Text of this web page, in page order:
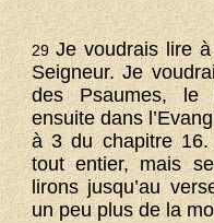
29Je voudrais lire
Seigneur. Je
des Psaumes, le
ensuite dans
à 3 du chapitre
tout entier, mais
lirons jusqu’au
un peu plus de la